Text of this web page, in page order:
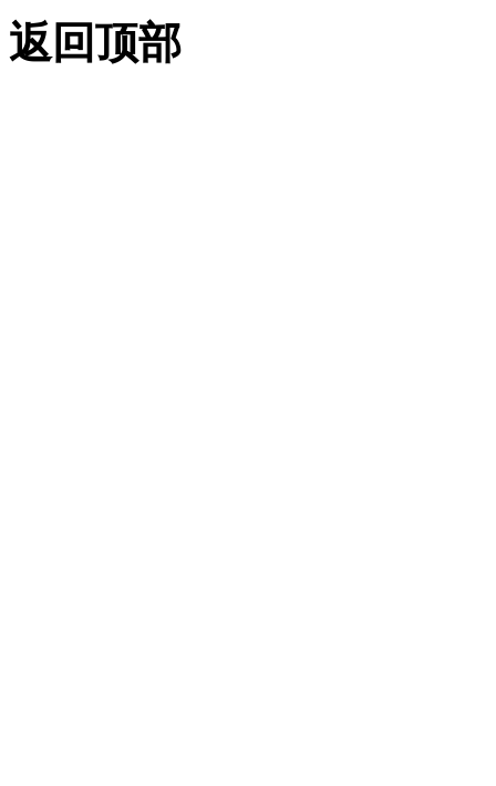
返回顶部